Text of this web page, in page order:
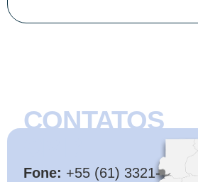
CONTATOS
Fone: +55 (61) 3321-